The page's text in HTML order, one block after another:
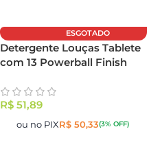
ESGOTADO
Detergente Louças Tablete
com 13 Powerball Finish
R$ 51,89
ou no PIXR$ 50,33(3% OFF)